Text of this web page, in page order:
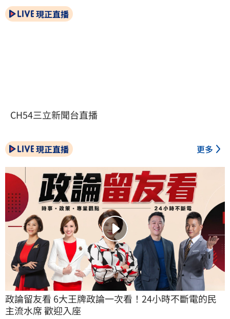
現正直播
CH54三立新聞台直播
現正直播 更多
政論留友看 6大王牌政論一次看！24小時不斷電的民
主流水席 歡迎入座